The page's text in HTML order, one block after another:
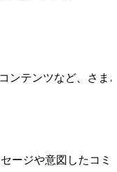
ンテンツなど、さ
ージや意図したコ